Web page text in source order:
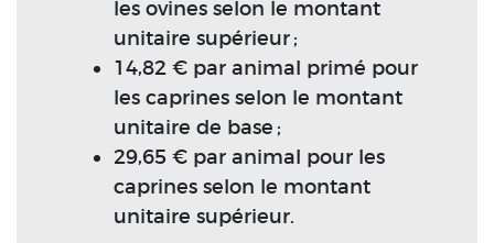
les ovines selon le montant
unitaire supérieur ;
14,82 € par animal primé pour
les caprines selon le montant
unitaire de base ;
29,65 € par animal pour les
caprines selon le montant
unitaire supérieur.